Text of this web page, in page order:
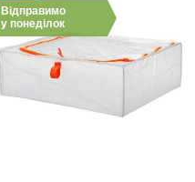
Відправимо
у понеділок